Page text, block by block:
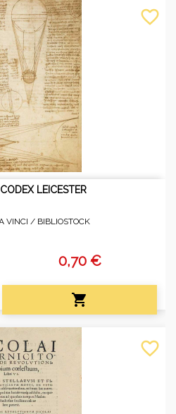
LEICESTER
VINCI / BIBLIOSTOCK
0,70 €

favorite_border
favorite_border